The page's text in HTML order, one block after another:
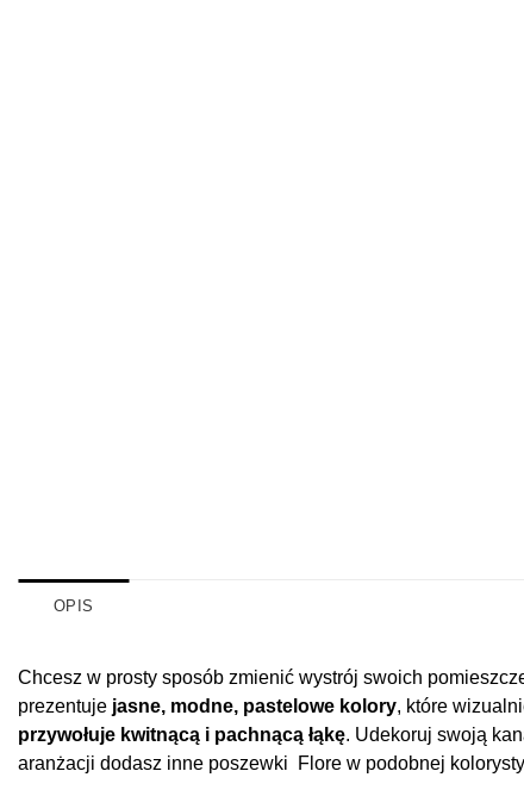
OPIS
Chcesz w prosty sposób zmienić wystrój swoich
prezentuje jasne, modne, pastelowe kolory, które
przywołuje kwitnącą i pachnącą łąkę. Udekoruj swoją
aranżacji dodasz inne poszewki Flore w podobnej